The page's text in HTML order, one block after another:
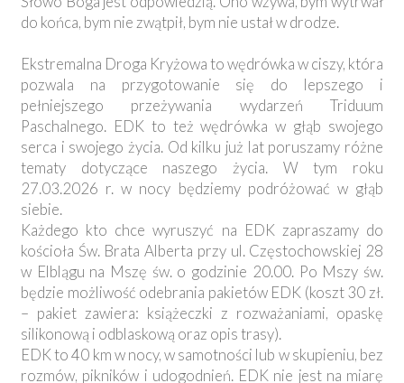
do końca, bym nie zwątpił, bym nie ustał w drodze.
Ekstremalna Droga Kryżowa to wędrówka w ciszy, która
pozwala na przygotowanie się do lepszego i
pełniejszego przeżywania wydarzeń Triduum
Paschalnego. EDK to też wędrówka w głąb swojego
serca i swojego życia. Od kilku już lat poruszamy różne
tematy dotyczące naszego życia. W tym roku
27.03.2026 r. w nocy będziemy podróżować w głąb
siebie.
Każdego kto chce wyruszyć na EDK zapraszamy do
kościoła Św. Brata Alberta przy ul. Częstochowskiej 28
w Elblągu na Mszę św. o godzinie 20.00. Po Mszy św.
będzie możliwość odebrania pakietów EDK (koszt 30 zł.
– pakiet zawiera: książeczki z rozważaniami, opaskę
silikonową i odblaskową oraz opis trasy).
EDK to 40 km w nocy, w samotności lub w skupieniu, bez
rozmów, pikników i udogodnień. EDK nie jest na miarę